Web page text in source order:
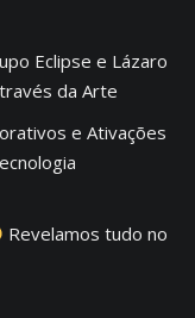
Eclipse e Lázaro
da Arte
e Ativações
Revelamos tudo no